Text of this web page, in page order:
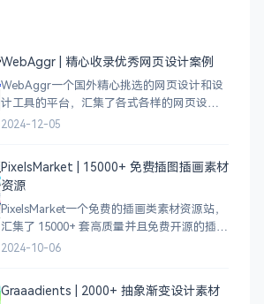
WebAggr | 精心收录优秀网页设计案例
WebAggr一个国外精心挑选的网页设计和设
计工具的平台，汇集了各式各样的网页设计
案例，涵盖个人博客、时尚、设计、机构、
计，应
2024-12-05
PixelsMarket | 15000+ 免费插图插画素材
资源
PixelsMarket一个免费的插画类素材资源站，
汇集了 15000+ 套高质量并且免费开源的插图
插画和图标资源。
2024-10-06
Graaadients | 2000+ 抽象渐变设计素材